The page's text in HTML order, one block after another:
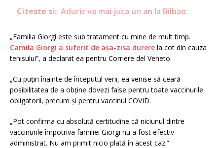
Citeste si: Aduriz va mai juca un an la Bilbao
„Familia Giorgi este sub tratament cu mine de mult timp.
Camila Giorgi a suferit de așa-zisa durere la cot din cauza
tenisului”, a declarat ea pentru Corriere del Veneto.
„Cu puțin înainte de începutul verii, ea venise să ceară
posibilitatea de a obține dovezi false pentru toate vaccinurile
obligatorii, precum și pentru vaccinul COVID.
„Pot confirma cu absolută certitudine că niciunul dintre
vaccinurile împotriva familiei Giorgi nu a fost efectiv
administrat. Nu am primit nicio plată în acest caz.”